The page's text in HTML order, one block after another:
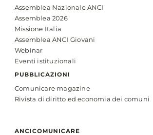
Assemblea Nazionale ANCI
Assemblea 2026
Missione Italia
Assemblea ANCI Giovani
Webinar
Eventi istituzionali
PUBBLICAZIONI
Comunicare magazine
Rivista di diritto ed economia dei comuni
ANCICOMUNICARE